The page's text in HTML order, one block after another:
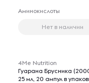
Аминокислоты
Нет в наличии
Товары для 18+
4Me Nutrition
Гуарана Брусника
25 мл, 20 ампул в